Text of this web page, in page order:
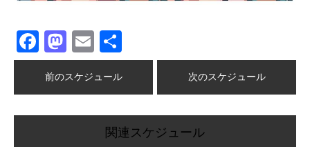
Facebook
Mastodon
Email
有
前のスケジュール 次のスケジュール
関連スケジュール